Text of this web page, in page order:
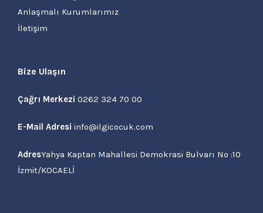
Anlaşmalı Kurumlarımız
İletişim
Bize Ulaşın
Çağrı Merkezi 0262 324 70 00
E-Mail Adresi info@ilgicocuk.com
AdresYahya Kaptan Mahallesi Demokrasi Bulvarı No :10
İzmit/KOCAELİ